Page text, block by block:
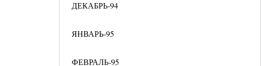
ДЕКАБРЬ-94
ЯНВАРЬ-95
ФЕВРАЛЬ-95